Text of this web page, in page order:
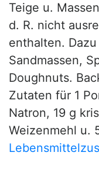
Teige u.
d. R. nicht
enthalten.
Sandmassen,
Doughnuts.
Zutaten für 1
Natron, 19 g
Weizenmehl u.